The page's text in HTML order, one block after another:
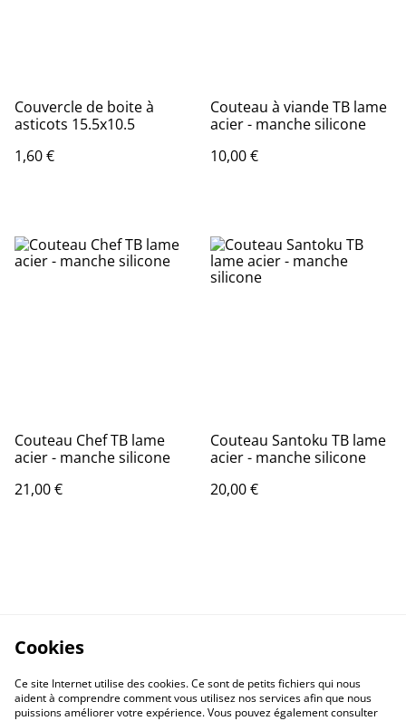
Couvercle de boite à
asticots 15.5x10.5
1,60 €
Couteau à viande TB lame
acier - manche silicone
10,00 €
Couteau Chef TB lame
acier - manche silicone
21,00 €
Couteau Santoku TB lame
acier - manche silicone
20,00 €
Cookies
Ce site Internet utilise des cookies. Ce sont de petits fichiers qui nous
aident à comprendre comment vous utilisez nos services afin que nous
puissions améliorer votre expérience. Vous pouvez également consulter